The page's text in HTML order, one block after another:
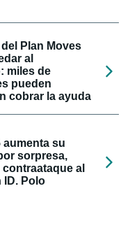
Plan Moves
al
miles de
pueden
cobrar la ayuda
aumenta su
sorpresa,
al
ID. Polo